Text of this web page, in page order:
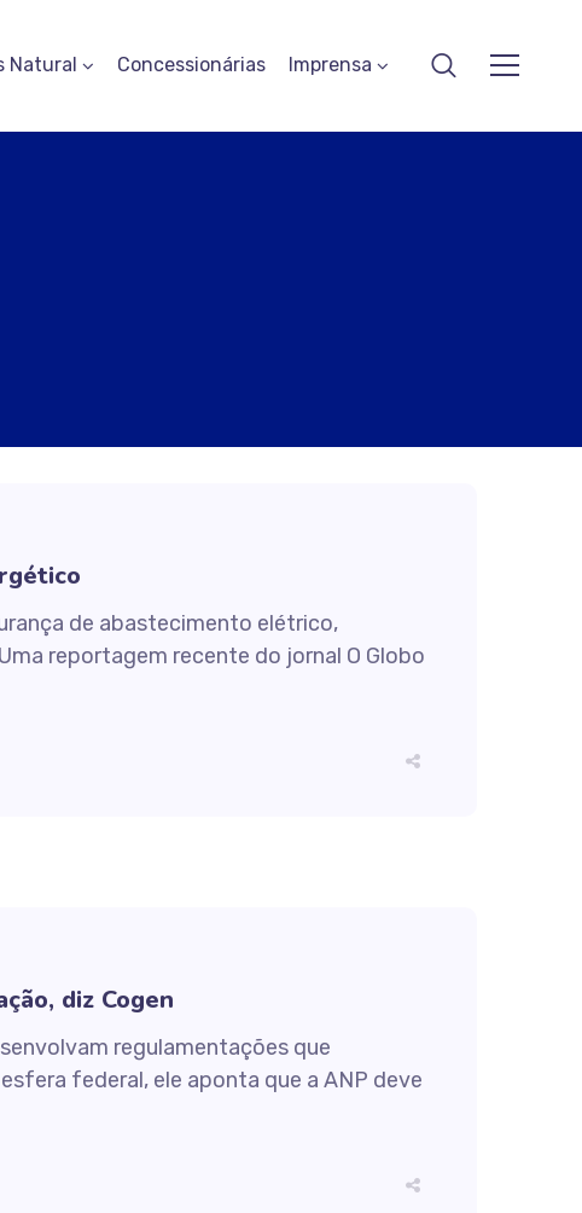
Natural Concessionárias Imprensa
de abastecimento elétrico,
reportagem recente do jornal O Globo
diz Cogen
regulamentações que
federal, ele aponta que a ANP deve